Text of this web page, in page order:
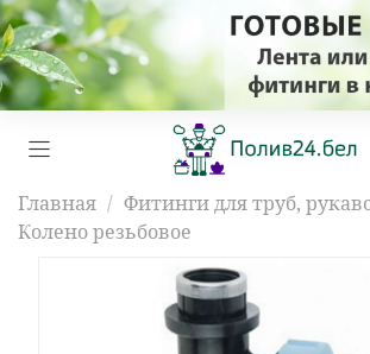
Главная Фитинги для труб,
Колено резьбовое